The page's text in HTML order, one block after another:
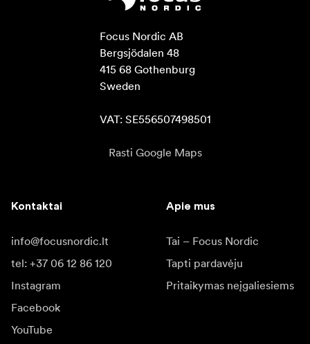
Focus Nordic AB
Bergsjödalen 48
415 68 Gothenburg
Sweden
VAT: SE556507498501
Rasti Google Maps
Kontaktai
info@focusnordic.lt
tel: +37 06 12 86 120
Instagram
Facebook
YouTube
Apie mus
Tai – Focus Nordic
Tapti pardavėju
Pritaikymas neįgaliesiems